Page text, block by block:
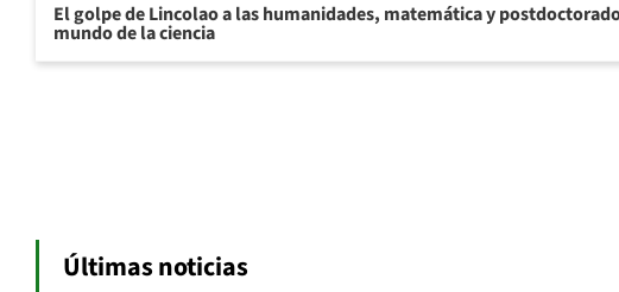
El golpe de Lincolao a las humanidades, matemática y
mundo de la ciencia
Últimas noticias